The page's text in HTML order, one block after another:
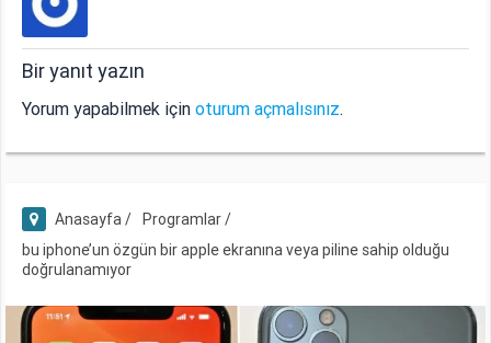
Bir yanıt yazın
Yorum yapabilmek içinoturum açmalısınız.
Anasayfa / Programlar /
bu iphone’un özgün bir apple ekranına veya piline sahip olduğu
doğrulanamıyor